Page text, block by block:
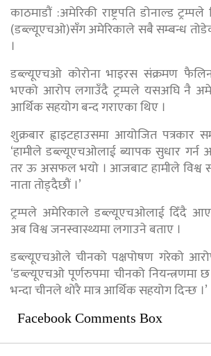
काठमाडौं :अमेरिकी राष्ट्रपति डोनाल्ड
(डब्ल्यूएचओ)सँग अमेरिकाले सबै सम्बन्ध
।
डब्ल्यूएचओ कोरोना भाइरस संक्रमण
भएको आरोप लगाउँदै ट्रम्पले यसअघि नै
आर्थिक सहयोग बन्द गराएका थिए ।
शुक्रबार ह्वाइटहाउसमा आयोजित पत्रकार
‘हामीले डब्ल्यूएचओलाई ब्यापक सुधार गर्न
तर ऊ असफल भयो । आजबाट हामीले विश्व
नाता तोड्दैछौं ।’
ट्रम्पले अमेरिकाले डब्ल्यूएचओलाई दिँदै
अब विश्व जनस्वास्थ्यमा लगाउने बताए ।
डब्ल्यूएचओले चीनको पक्षपोषण गरेको आरोप
‘डब्ल्यूएचओ पूर्णरुपमा चीनको नियन्त्रणमा
भन्दा चीनले थोरै मात्र आर्थिक सहयोग दिन्छ ।’
Facebook Comments Box